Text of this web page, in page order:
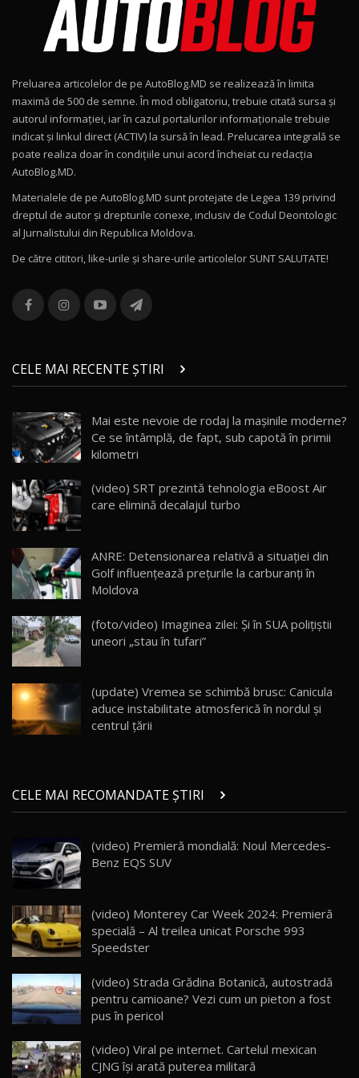
Noul Geely EX2 / Test Drive AutoBlog.MD
15:22
Mercedes-AMG E 53 HYBRID 4MATIC+ / Test
Drive AutoBlog.MD
16:27
11
Noul Volvo ES90 / Test Drive AutoBlog.MD
12
Noul MG HS / Test Drive AutoBlog.MD
16:48
13
combină aventura cu luxul / AutoBlog.MD
36:08
chinez care face lumea să se întoarcă după el
/ AutoBlog.MD
17:27
15 14:37
16
AutoBlogMD
13:10
17 20:06
Va fi modelul nr.1 BYD în Moldova? BYD Seal U
30:08
AutoBlog.MD
23:36
20
Noul ZEEKR 7X / Test Drive AutoBlog.MD
29:08
21
AutoBlog.MD
16:59
22
Noua Mazda 6e / Test Drive AutoBlog.MD
26:59
23
Lynk & Co 01 / Test Drive AutoBlog.MD
25:19
24
Van Electric Testat în Moldova / AutoBlog.MD
26:38
25
mai Exclusiv și Puternic Defender Testat în
Moldova
32:21
Preluarea articolelor de pe AutoBlog.MD se realizează în limita
maximă de 500 de semne. În mod obligatoriu, trebuie citată sursa și
autorul informației, iar în cazul portalurilor informaționale trebuie
indicat și linkul direct (ACTIV) la sursă în lead. Prelucarea integrală se
poate realiza doar în condițiile unui acord încheiat cu redacţia
AutoBlog.MD.
Materialele de pe AutoBlog.MD sunt protejate de Legea 139 privind
dreptul de autor și drepturile conexe, inclusiv de Codul Deontologic
al Jurnalistului din Republica Moldova.
De către cititori, like-urile şi share-urile articolelor SUNT SALUTATE!
CELE MAI RECENTE ȘTIRI
Mai este nevoie de rodaj la mașinile moderne?
Ce se întâmplă, de fapt, sub capotă în primii
kilometri
(video) SRT prezintă tehnologia eBoost Air
care elimină decalajul turbo
ANRE: Detensionarea relativă a situației din
Golf influențează prețurile la carburanți în
Moldova
(foto/video) Imaginea zilei: Și în SUA polițiștii
uneori „stau în tufari”
(update) Vremea se schimbă brusc: Canicula
aduce instabilitate atmosferică în nordul și
centrul țării
CELE MAI RECOMANDATE ȘTIRI
(video) Premieră mondială: Noul Mercedes-
Benz EQS SUV
(video) Monterey Car Week 2024: Premieră
specială – Al treilea unicat Porsche 993
Speedster
(video) Strada Grădina Botanică, autostradă
pentru camioane? Vezi cum un pieton a fost
pus în pericol
(video) Viral pe internet. Cartelul mexican
CJNG îşi arată puterea militară